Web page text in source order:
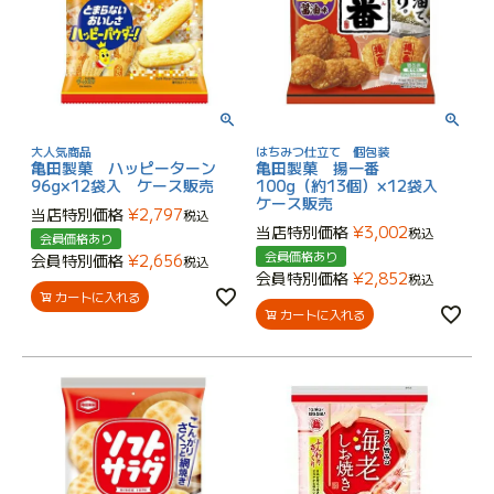
大人気商品
亀田製菓 ハッピーターン
96g×12袋入 ケース販売
当店特別価格 ¥2,797税込
会員価格あり
会員特別価格 ¥2,656税込
カートに入れる
はちみつ仕立て 個包装
亀田製菓 揚一番
100g（約13個）×12袋入
ケース販売
当店特別価格 ¥3,002税込
会員価格あり
会員特別価格 ¥2,852税込
カートに入れる